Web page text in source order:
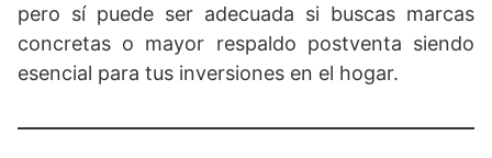
pero sí puede ser adecuada si buscas marcas
concretas o mayor respaldo postventa siendo
esencial para tus inversiones en el hogar.